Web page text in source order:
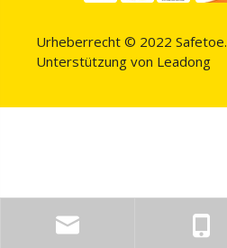
Urheberrecht © 2022 Safetoe.
Unterstützung von Leadong